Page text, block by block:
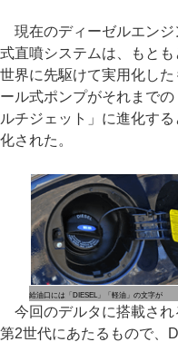
現在のディーゼルエンジ
式直噴システムは、もと
世界に先駆けて実用化し
ール式ポンプがそれまで
ルチジェット」に進化す
化された。
給油口には「DIESEL」「軽油」の文字が
今回のデルタに搭載され
第2世代にあたるもので、